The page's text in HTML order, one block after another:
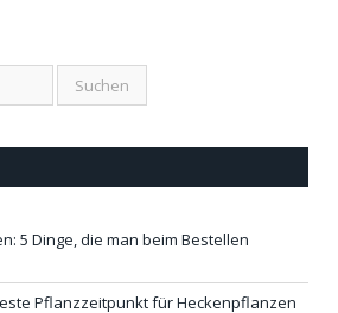
5 Dinge, die man beim Bestellen
Pflanzzeitpunkt für Heckenpflanzen